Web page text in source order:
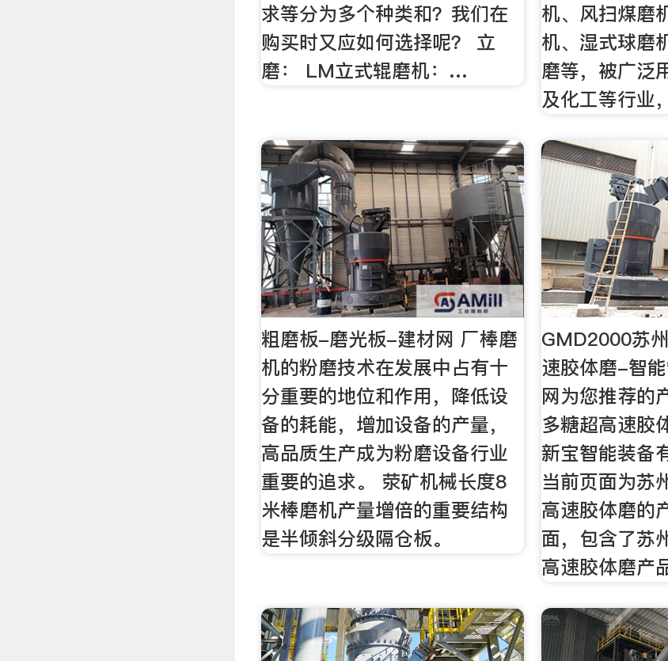
求等分为多个种类和？我们在
购买时又应如何选择呢？ 立
磨： LM立式辊磨机：…
机、风扫煤磨
机、湿式球磨
磨等，被广泛
及化工等行业
粗磨板-磨光板-建材网 厂棒磨
机的粉磨技术在发展中占有十
分重要的地位和作用，降低设
备的耗能，增加设备的产量，
高品质生产成为粉磨设备行业
重要的追求。 荥矿机械长度8
米棒磨机产量增倍的重要结构
是半倾斜分级隔仓板。
GMD2000苏
速胶体磨-智
网为您推荐的
多糖超高速胶
新宝智能装备
当前页面为苏
高速胶体磨的
面，包含了苏
高速胶体磨产